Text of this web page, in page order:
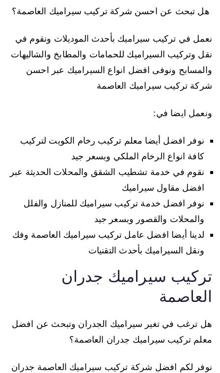
هل تبحث عن احسن شركة تركيب سيراميك العاصمة؟
نعمل في تركيب سيراميك بأحدث الموديلات ونقوم في
نقل وتركيب السيراميك للحمامات والمطابخ والشاليهات
والمسابح ونوفى افضل انواع السيراميك عبر احسن
شركة تركيب سيراميك العاصمة
ونعمل ايضا في:
نوفر افضل أيضا معلم تركيب رخام الكويت لتركيب
كافة انواع الرخام الملكي وبسعر جيد
نقوم في خدمة تشطيب الشقق والمحلات الحديثة عبر
افضل مقاول سيراميك
نوفر افضل خدمة تركيب سيراميك للمنازل والفلل
والمحلات والقصور وبسعر جيد
لدينا أيضا افضل عامل تركيب سيراميك العاصمة وفك
ونقل السيراميك بأحدث التقنيات
تركيب سيراميك جدران
العاصمة
هل ترغب في تغير سيراميك الجدران وتبحث عن افضل
معلم تركيب سيراميك جدران العاصمة؟
نوفر لكم افضل شركة تركيب سيراميك العاصمة جدران